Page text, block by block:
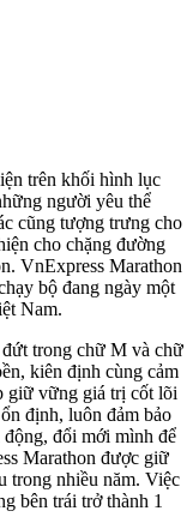
trên khối hình lục
người yêu thể
cũng tượng trưng cho
cho chặng đường
VnExpress Marathon
bộ đang ngày một
Nam.
trong chữ M và chữ
kiên định cùng cảm
giữ vững giá trị cốt lõi
định, luôn đảm bảo
động, đổi mới mình để
Marathon được giữ
trong nhiều năm. Việc
bên trái trở thành 1